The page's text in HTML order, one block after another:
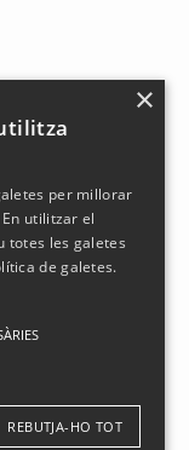
×
per millorar
utilitzar el
totes les galetes
de galetes.
REBUTJA-HO TOT